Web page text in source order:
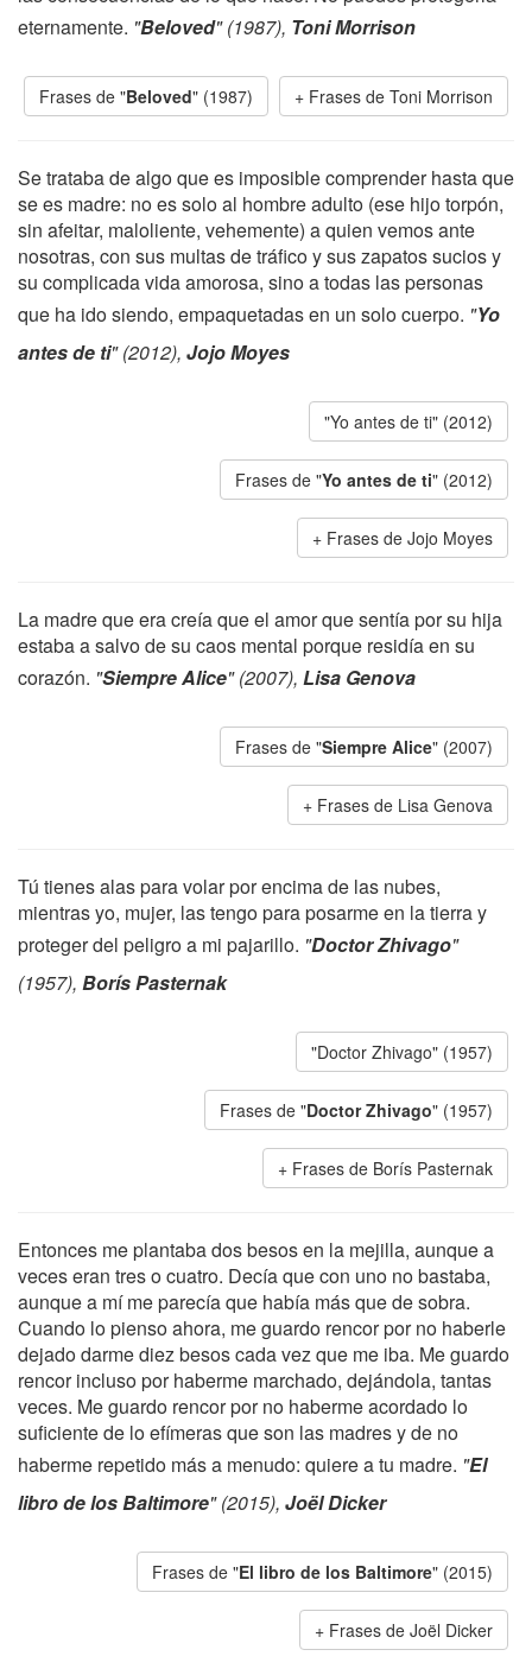
eternamente. "Beloved" (1987), Toni Morrison
Frases de "Beloved" (1987) Frases de Toni Morrison
Se trataba de algo que es imposible comprender hasta que
se es madre: no es solo al hombre adulto (ese hijo torpón,
sin afeitar, maloliente, vehemente) a quien vemos ante
nosotras, con sus multas de tráfico y sus zapatos sucios y
su complicada vida amorosa, sino a todas las personas
que ha ido siendo, empaquetadas en un solo cuerpo. "Yo
antes de ti" (2012), Jojo Moyes
"Yo antes de ti" (2012)
Frases de "Yo antes de ti" (2012)
Frases de Jojo Moyes
La madre que era creía que el amor que sentía por su hija
estaba a salvo de su caos mental porque residía en su
corazón. "Siempre Alice" (2007), Lisa Genova
Frases de "Siempre Alice" (2007)
Frases de Lisa Genova
Tú tienes alas para volar por encima de las nubes,
mientras yo, mujer, las tengo para posarme en la tierra y
proteger del peligro a mi pajarillo. "Doctor Zhivago"
(1957), Borís Pasternak
"Doctor Zhivago" (1957)
Frases de "Doctor Zhivago" (1957)
Frases de Borís Pasternak
Entonces me plantaba dos besos en la mejilla, aunque a
veces eran tres o cuatro. Decía que con uno no bastaba,
aunque a mí me parecía que había más que de sobra.
Cuando lo pienso ahora, me guardo rencor por no haberle
dejado darme diez besos cada vez que me iba. Me guardo
rencor incluso por haberme marchado, dejándola, tantas
veces. Me guardo rencor por no haberme acordado lo
suficiente de lo efímeras que son las madres y de no
haberme repetido más a menudo: quiere a tu madre. "El
libro de los Baltimore" (2015), Joël Dicker
Frases de "El libro de los Baltimore" (2015)
Frases de Joël Dicker